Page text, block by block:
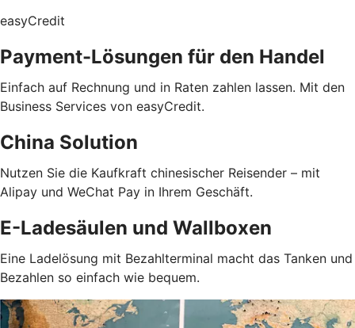
easyCredit
Payment-Lösungen für den Handel
Einfach auf Rechnung und in Raten zahlen lassen. Mit den
Business Services von easyCredit.
China Solution
Nutzen Sie die Kaufkraft chinesischer Reisender – mit
Alipay und WeChat Pay in Ihrem Geschäft.
E-Ladesäulen und Wallboxen
Eine Ladelösung mit Bezahlterminal macht das Tanken und
Bezahlen so einfach wie bequem.